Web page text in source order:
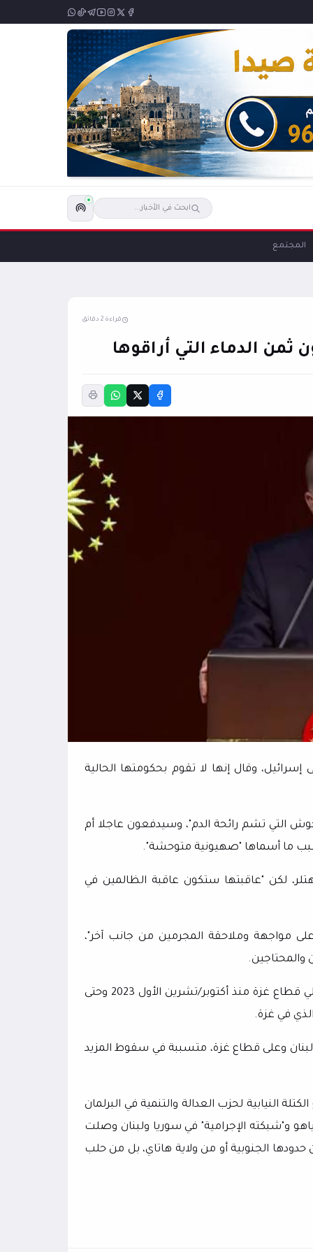
المجتمع
قراءة 2 دقائق
الدماء التي أراقوها
وقال إنها لا تقوم بحكومتها الحالية
التي تشم رائحة الدم"، وسيدفعون عاجلا أم
بسبب ما أسماها "صهيونية متوحشة".
هتلر، لكن "عاقبتها ستكون عاقبة الظالمين في
مواجهة وملاحقة المجرمين من جانب آخر"،
والمحتاجين.
وتحدث أردوغان في كلمته عن المساعدات التي قدمتها بلاده إلى أهالي قطاع غزة منذ أكتوبر/تشرين الأول 2023 وحتى
في غزة.
وعلى قطاع غزة، متسببة في سقوط المزيد
النيابية لحزب العدالة والتنمية في البرلمان
و"شبكته الإجرامية" في سوريا ولبنان وصلت
الجنوبية أو من ولاية هاتاي، بل من حلب